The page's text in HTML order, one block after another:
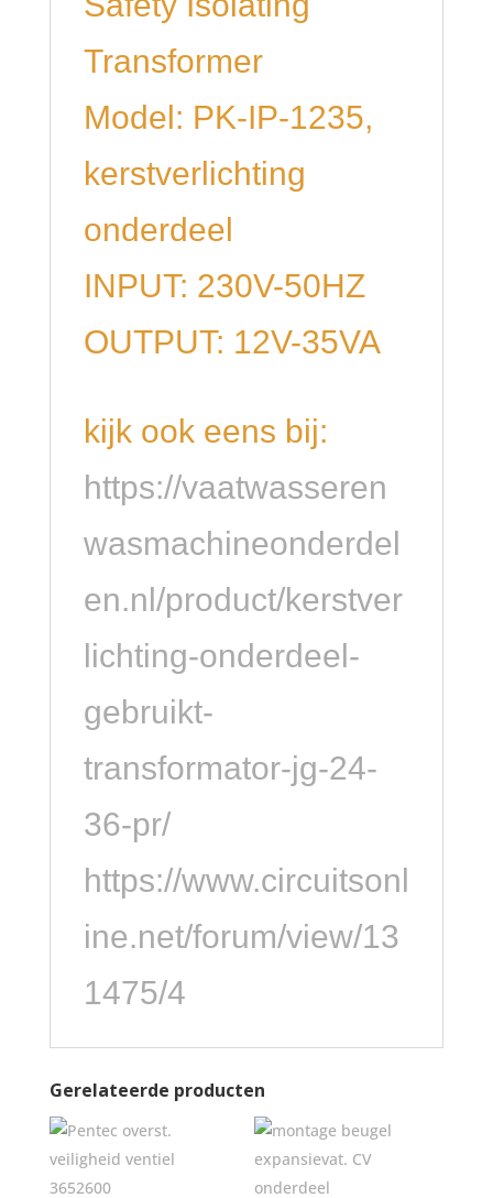
Transformer
Model: PK-IP-1235,
kerstverlichting
onderdeel
INPUT: 230V-50HZ
OUTPUT: 12V-35VA
kijk ook eens bij:
https://vaatwasseren
wasmachineonderdel
en.nl/product/kerstver
lichting-onderdeel-
gebruikt-
transformator-jg-24-
36-pr/
https://www.circuitsonl
ine.net/forum/view/13
1475/4
Gerelateerde producten